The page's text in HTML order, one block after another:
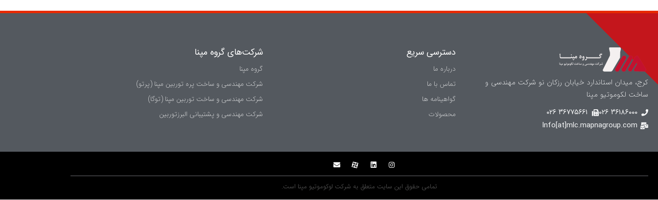
کرج، میدان استاندارد خیابان رزکان نو شرکت مهندسی و
ساخت لکوموتیو مپنا
۳۶۱۸۶۰۰۰ ۰۲۶
۳۶۷۷۵۶۶۱ ۰۲۶
Info[at]mlc.mapnagroup.com
دسترسی سریع
درباره ما
تماس با ما
گواهینامه ها
محصولات
شركت‌های گروه مپنا
گروه مپنا
شرکت مهندسی و ساخت پره‌ توربین مپنا (پرتو)
شركت مهندسی و ساخت توربين مپنا (توگا)
شركت مهندسی و پشتيبانی البرزتوربين
تمامی حقوق اين سايت متعلق به شركت لوکوموتیو مپنا است.